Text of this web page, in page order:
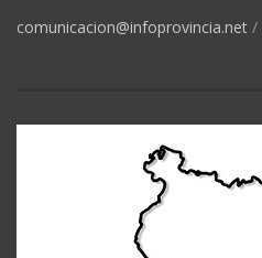
comunicacion@infoprovincia.net /